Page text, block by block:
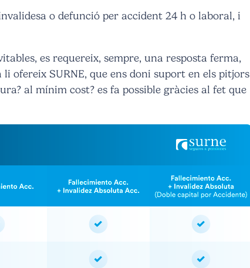
o defunció per accident 24 h o laboral, i
es requereix, sempre, una resposta ferma,
ofereix SURNE, que ens doni suport en els pitjors
al mínim cost? es fa possible gràcies al fet que